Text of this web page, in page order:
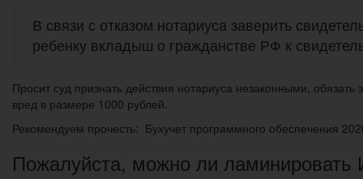
В связи с отказом нотариуса заверить
ребенку вкладыш о гражданстве РФ к
Просит суд признать действия нотариуса незаконными,
вред в размере 1000 рублей.
Рекомендуем прочесть: Бухучет программного обеспечения
Пожалуйста, можно ли